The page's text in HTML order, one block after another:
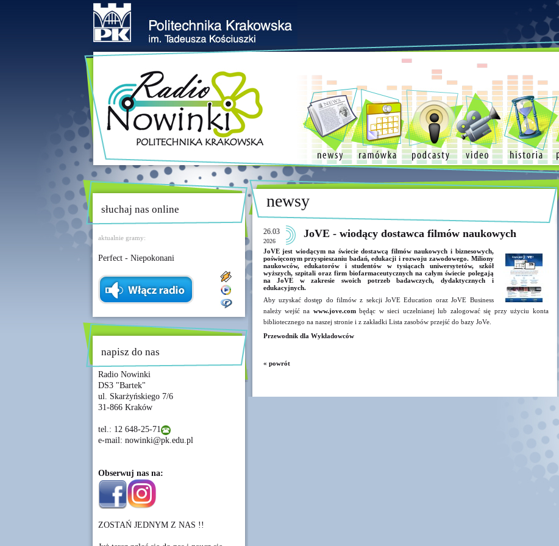
słuchaj nas online
aktualnie gramy:
Perfect - Niepokonani
napisz do nas
Radio Nowinki
DS3 "Bartek"
ul. Skarżyńskiego 7/6
31-866 Kraków
tel.: 12 648-25-71
e-mail: nowinki@pk.edu.pl
Obserwuj nas na:
ZOSTAŃ JEDNYM Z NAS !!
newsy
26.03
2026
JoVE - wiodący dostawca filmów naukowych
JoVE jest wiodącym na świecie dostawcą filmów naukowych i biznesowych,
poświęconym przyspieszaniu badań, edukacji i rozwoju zawodowego. Miliony
naukowców, edukatorów i studentów w tysiącach uniwersytetów, szkół
wyższych, szpitali oraz firm biofarmaceutycznych na całym świecie polegają
na JoVE w zakresie swoich potrzeb badawczych, dydaktycznych i
edukacyjnych.
Aby uzyskać dostęp do filmów z sekcji JoVE Education oraz JoVE Business
należy wejść na www.jove.combędąc w sieci uczelnianej lub zalogować się przy użyciu konta
bibliotecznego na naszej stronie i z zakładki Lista zasobów przejść do bazy JoVe.
Przewodnik dla Wykładowców
« powrót